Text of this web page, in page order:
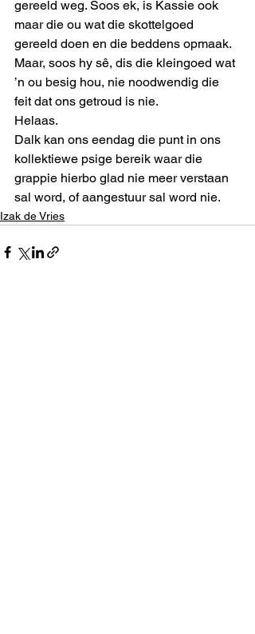
gereeld weg. Soos ek, is Kassie ook
maar die ou wat die skottelgoed
gereeld doen en die beddens opmaak.
Maar, soos hy sê, dis die kleingoed wat
’n ou besig hou, nie noodwendig die
feit dat ons getroud is nie.
Helaas.
Dalk kan ons eendag die punt in ons
kollektiewe psige bereik waar die
grappie hierbo glad nie meer verstaan
sal word, of aangestuur sal word nie.
Izak de Vries